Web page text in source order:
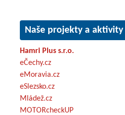
Naše projekty a aktivity
Hamri Plus s.r.o.
eČechy.cz
eMoravia.cz
eSlezsko.cz
Mládež.cz
MOTORcheckUP